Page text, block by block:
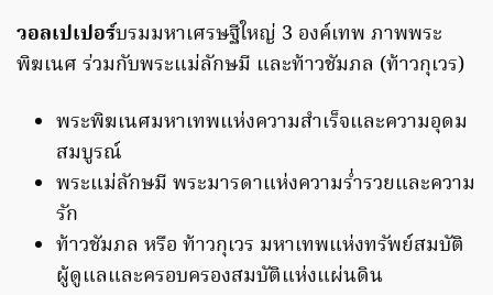
วอลเปเปอร์บรมมหาเศรษฐีใหญ่ 3 องค์เทพ ภาพพระ
พิฆเนศ ร่วมกับพระแม่ลักษมี และท้าวชัมภล (ท้าวกุเวร)
พระพิฆเนศมหาเทพแห่งความสำเร็จและความอุดม
สมบูรณ์
พระแม่ลักษมี พระมารดาแห่งความร่ำรวยและความ
รัก
ท้าวชัมภล หรือ ท้าวกุเวร มหาเทพแห่งทรัพย์สมบัติ
ผู้ดูแลและครอบครองสมบัติแห่งแผ่นดิน